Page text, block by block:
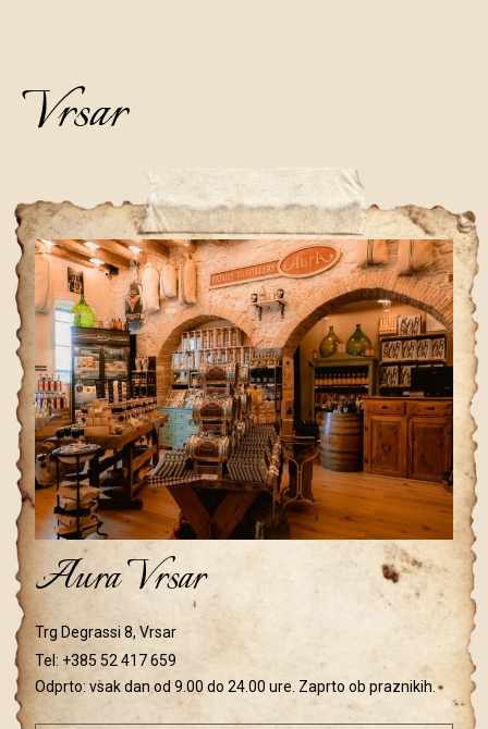
Vrsar
Aura Vrsar
Trg Degrassi 8, Vrsar
Tel: +385 52 417 659
Odprto: vsak dan od 9.00 do 24.00 ure. Zaprto ob praznikih.